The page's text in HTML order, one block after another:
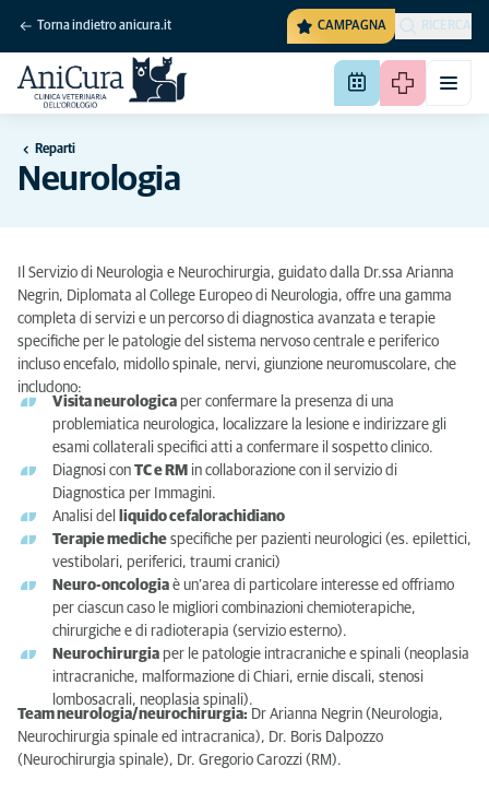
Torna indietro anicura.it CAMPAGNA RICERCA
Reparti
Neurologia
Il Servizio di Neurologia e Neurochirurgia, guidato dalla Dr.ssa Arianna
Negrin, Diplomata al College Europeo di Neurologia, offre una gamma
completa di servizi e un percorso di diagnostica avanzata e terapie
specifiche per le patologie del sistema nervoso centrale e periferico
incluso encefalo, midollo spinale, nervi, giunzione neuromuscolare, che
includono:
Visita neurologica per confermare la presenza di una
problemiatica neurologica, localizzare la lesione e indirizzare gli
esami collaterali specifici atti a confermare il sospetto clinico.
Diagnosi con TC e RM in collaborazione con il servizio di
Diagnostica per Immagini.
Analisi del
liquido cefalorachidiano
Terapie mediche specifiche per pazienti neurologici (es. epilettici,
vestibolari, periferici, traumi cranici)
Neuro-oncologia è un’area di particolare interesse ed offriamo
per ciascun caso le migliori combinazioni chemioterapiche,
chirurgiche e di radioterapia (servizio esterno).
Neurochirurgia per le patologie intracraniche e spinali (neoplasia
intracraniche, malformazione di Chiari, ernie discali, stenosi
lombosacrali, neoplasia spinali).
Team neurologia/neurochirurgia: Dr Arianna Negrin (Neurologia,
Neurochirurgia spinale ed intracranica), Dr. Boris Dalpozzo
(Neurochirurgia spinale), Dr. Gregorio Carozzi (RM).